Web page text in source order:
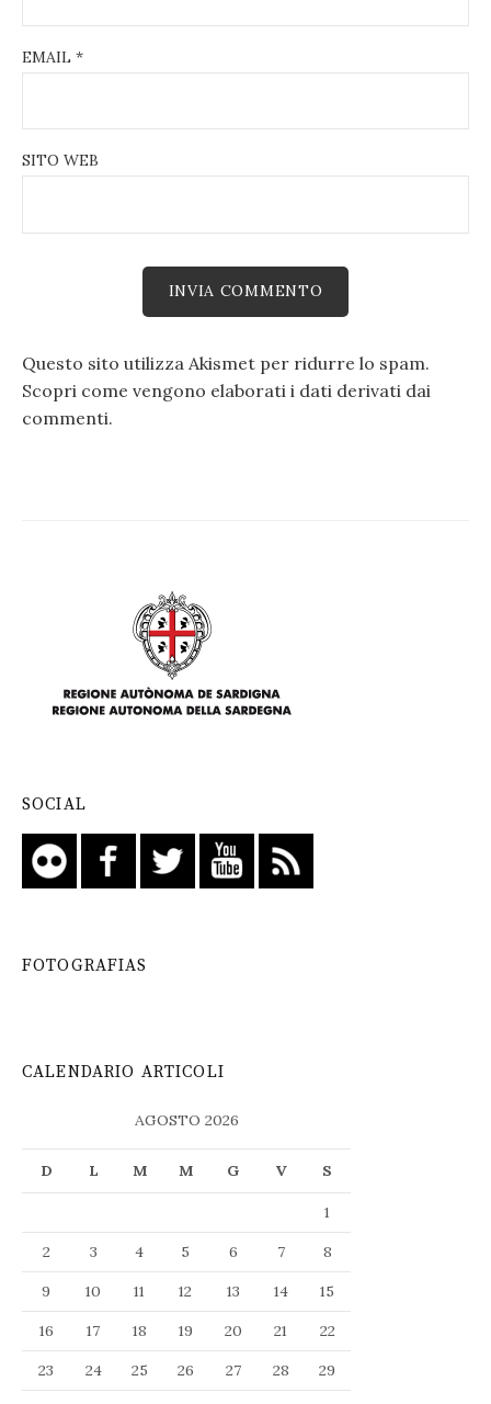
EMAIL *
SITO WEB
Questo sito utilizza Akismet per ridurre lo spam.
Scopri come vengono elaborati i dati derivati dai
commenti.
SOCIAL
FOTOGRAFIAS
CALENDARIO ARTICOLI
AGOSTO 2026
D L M M G V S
1
2
3 4 5 6 7
8
9
10 11 12 13 14
15
16
17 18 19 20 21
22
23
24 25 26 27 28
29